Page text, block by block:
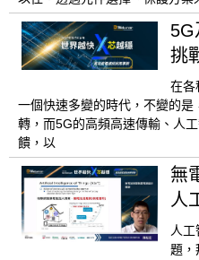
5G
挑
在各
一個快速多變的時代，不變的
轉，而5G的高頻高速傳輸、人
饋，以
無
人
人工
題，